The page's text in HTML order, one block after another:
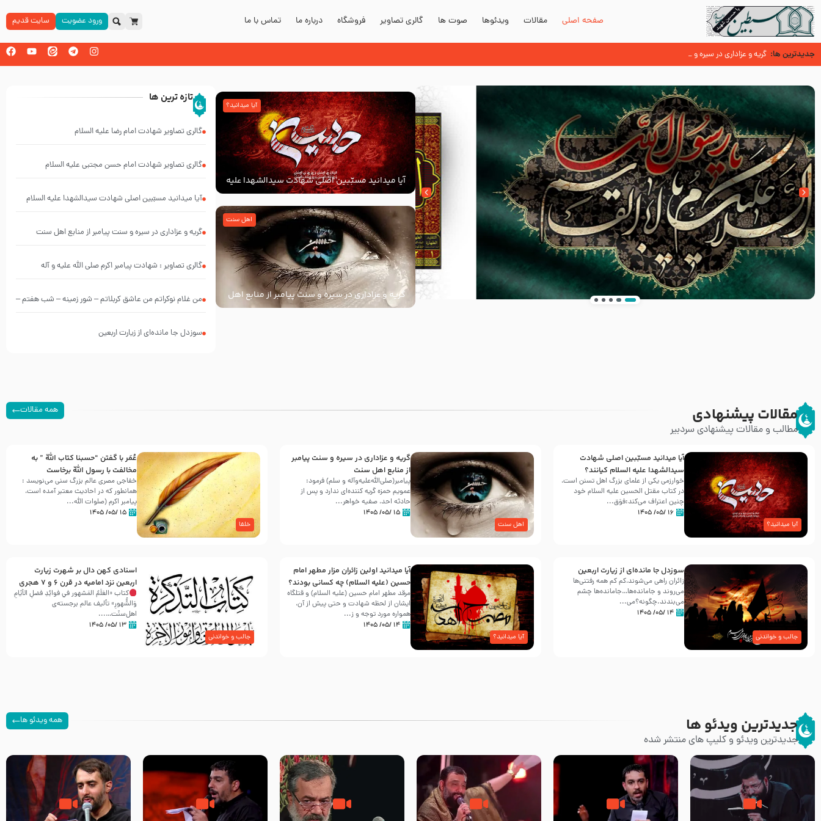
صفحه اصلی مقالات ویدئوها صوت ها گالری تصاویر فروشگاه درباره ما تماس با ما ورود عضویت سایت قدیم
جدیدترین ها: گریه و عزاداری در سیره و سنت پیامبر از منابع اهل سنت
عُمَر با گفتن “حسبنا كتاب اللّه ” به مخالفت با رسول اللّه برخاست
سوزدل جا مانده‌ای از زیارت اربعین
آیا میدانید مسبّبین اصلی شهادت سیدالشهدا علیه
‌السلام کیانند؟
آیا میدانید؟
گریه و عزاداری در سیره و سنت پیامبر از منابع اهل
سنت
اهل سنت
تازه ترین ها
گالری تصاویر شهادت امام رضا علیه السلام
گالری تصاویر شهادت امام حسن مجتبی علیه السلام
آیا میدانید مسبّبین اصلی شهادت سیدالشهدا علیه ‌السلام
گریه و عزاداری در سیره و سنت پیامبر از منابع اهل سنت
گالری تصاویر : شهادت پیامبر اکرم صلی الله علیه و آله
من غلام نوکراتم من عاشق کربلاتم – شور زمینه – شب هفتم –
سوزدل جا مانده‌ای از زیارت اربعین
مقالات پیشنهادی
مطالب و مقالات پیشنهادی سردبیر
همه مقالات
آیا میدانید؟
آیا میدانید مسبّبین اصلی شهادت
سیدالشهدا علیه ‌السلام کیانند؟
خوارزمی یکی از علمای بزرگ اهل تسنن است،
در کتاب مقتل الحسین علیه ‌السلام خود
چنین اعتراف می‌کند:فوَق...
۱۶ /۰۵/ ۱۴۰۵
اهل سنت
گریه و عزاداری در سیره و سنت پیامبر
از منابع اهل سنت
پیامبر(صلی‌الله‌علیه‌وآله و سلم) فرمود:
عمویم حمزه گریه کننده‌ای ندارد و پس از
حادثه احد، صفیه خواهر...
۱۵ /۰۵/ ۱۴۰۵
خلفا
عُمَر با گفتن “حسبنا كتاب اللّه ” به
مخالفت با رسول اللّه برخاست
خفاجی مصری عالم بزرگ سنی می‌نویسد :
همانطور که در احادیث معتبر آمده است،
پیامبر اکرم (صلوات اللّه...
۱۵ /۰۵/ ۱۴۰۵
جالب و خواندنی
سوزدل جا مانده‌ای از زیارت اربعین
زائران راهی می‌شوند،کم‌ کم همه رفتنی‌ها
می‌روند و جامانده‌ها…جامانده‌ها چشم
می‌بندند.چگونه؟می‌...
۱۴ /۰۵/ ۱۴۰۵
آیا میدانید؟
آیا میدانید اولین زائران مزار مطهر امام
حسین (علیه السلام) چه کسانی بودند؟
مرقد مطهر امام حسین (علیه السلام) و قتلگاه
ایشان از لحظه شهادت و حتی پیش از آن،
همواره مورد توجه و ز...
۱۴ /۰۵/ ۱۴۰۵
جالب و خواندنی
اسنادی کهن دال بر شهرت زیارت
اربعین نزد امامیه در قرن ۶ و ۷ هجری
کتاب «العَلَمُ المَشهور في فَوائِدِ فَضلِ الأيّامِ
وَالشُّهورِ» تألیف عالم برجسته‌ی
اهل‌سنّت…...
۱۳ /۰۵/ ۱۴۰۵
جدیدترین ویدئو ها
جدیدترین ویدئو و کلیپ های منتشر شده
همه ویدئو ها